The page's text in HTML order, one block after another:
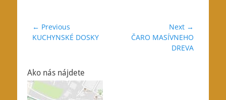
Navigácia
v
← Previous
Previous
KUCHYNSKÉ DOSKY
Next →
ČARO MASÍVNEHO
DREVA
Ako nás nájdete